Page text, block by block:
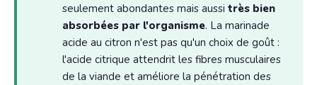
seulement abondantes mais aussi très bien
absorbées par l'organisme. La marinade
acide au citron n'est pas qu'un choix de goût :
l'acide citrique attendrit les fibres musculaires
de la viande et améliore la pénétration des